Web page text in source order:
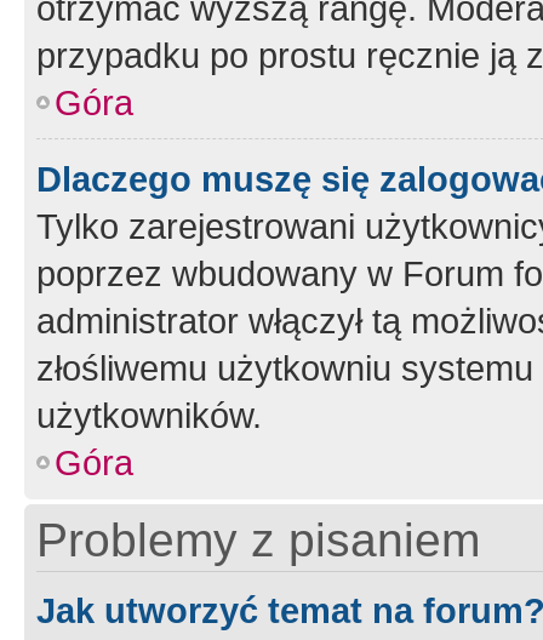
przypadku po prostu ręcznie ją
Góra
Dlaczego muszę się
Tylko zarejestrowani
poprzez wbudowany w Forum
administrator włączył tą
złośliwemu użytkowniu
użytkowników.
Góra
Problemy z pisaniem
Jak utworzyć temat na